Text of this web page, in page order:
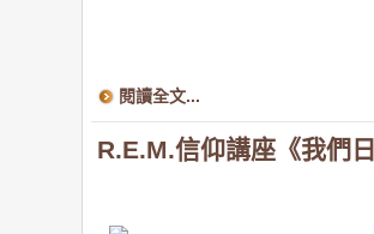
閱讀全文...
R.E.M.信仰講座《我們